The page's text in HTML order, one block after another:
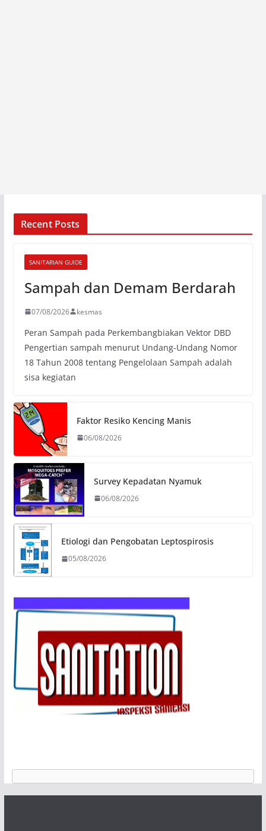
Recent Posts
SANITARIAN GUIDE
Sampah dan Demam Berdarah
07/08/2026 kesmas
Peran Sampah pada Perkembangbiakan Vektor DBD
Pengertian sampah menurut Undang-Undang Nomor
18 Tahun 2008 tentang Pengelolaan Sampah adalah
sisa kegiatan
Faktor Resiko Kencing Manis
06/08/2026
Survey Kepadatan Nyamuk
06/08/2026
Etiologi dan Pengobatan Leptospirosis
05/08/2026